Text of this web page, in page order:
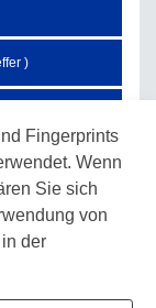
Fingerprints
Wenn
Sie sich
von
der
)
)
)